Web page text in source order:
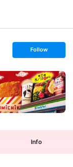
s
t
o
l
l
o
w
Follow
Info